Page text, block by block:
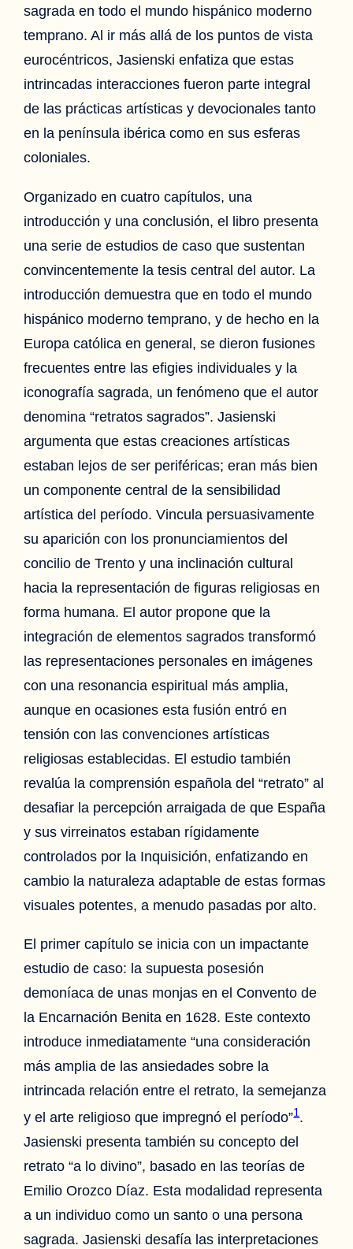
sagrada en todo el mundo hispánico moderno
temprano. Al ir más allá de los puntos de vista
eurocéntricos, Jasienski enfatiza que estas
intrincadas interacciones fueron parte integral
de las prácticas artísticas y devocionales tanto
en la península ibérica como en sus esferas
coloniales.
Organizado en cuatro capítulos, una
introducción y una conclusión, el libro presenta
una serie de estudios de caso que sustentan
convincentemente la tesis central del autor. La
introducción demuestra que en todo el mundo
hispánico moderno temprano, y de hecho en la
Europa católica en general, se dieron fusiones
frecuentes entre las efigies individuales y la
iconografía sagrada, un fenómeno que el autor
denomina “retratos sagrados”. Jasienski
argumenta que estas creaciones artísticas
estaban lejos de ser periféricas; eran más bien
un componente central de la sensibilidad
artística del período. Vincula persuasivamente
su aparición con los pronunciamientos del
concilio de Trento y una inclinación cultural
hacia la representación de figuras religiosas en
forma humana. El autor propone que la
integración de elementos sagrados transformó
las representaciones personales en imágenes
con una resonancia espiritual más amplia,
aunque en ocasiones esta fusión entró en
tensión con las convenciones artísticas
religiosas establecidas. El estudio también
revalúa la comprensión española del “retrato” al
desafiar la percepción arraigada de que España
y sus virreinatos estaban rígidamente
controlados por la Inquisición, enfatizando en
cambio la naturaleza adaptable de estas formas
visuales potentes, a menudo pasadas por alto.
El primer capítulo se inicia con un impactante
estudio de caso: la supuesta posesión
demoníaca de unas monjas en el Convento de
la Encarnación Benita en 1628. Este contexto
introduce inmediatamente “una consideración
más amplia de las ansiedades sobre la
intrincada relación entre el retrato, la semejanza
y el arte religioso que impregnó el período”1.
Jasienski presenta también su concepto del
retrato “a lo divino”, basado en las teorías de
Emilio Orozco Díaz. Esta modalidad representa
a un individuo como un santo o una persona
sagrada. Jasienski desafía las interpretaciones